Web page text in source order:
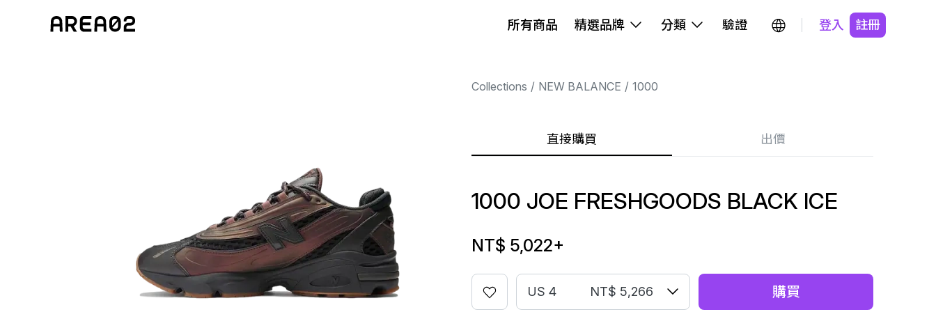
所有商品 精選品牌 分類 驗證 登入 註冊
Collections NEW BALANCE 1000
直接購買 出價
1000 JOE FRESHGOODS BLACK ICE
NT$ 5,022+
US 4 NT$ 5,266 購買